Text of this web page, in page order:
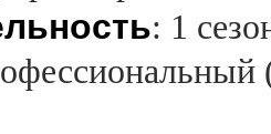
: 1